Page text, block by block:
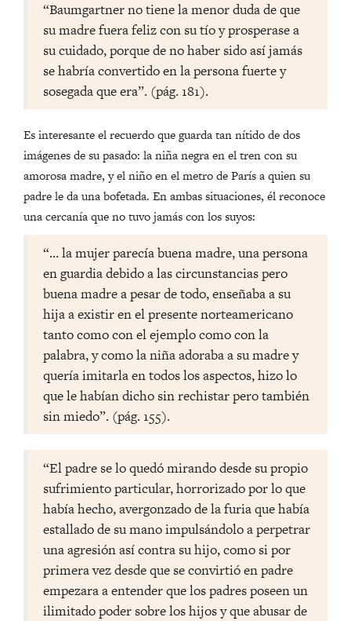
“Baumgartner no tiene la menor duda de que
su madre fuera feliz con su tío y prosperase a
su cuidado, porque de no haber sido así jamás
se habría convertido en la persona fuerte y
sosegada que era”. (pág. 181).
Es interesante el recuerdo que guarda tan nítido de dos
imágenes de su pasado: la niña negra en el tren con su
amorosa madre, y el niño en el metro de París a quien su
padre le da una bofetada. En ambas situaciones, él reconoce
una cercanía que no tuvo jamás con los suyos:
“… la mujer parecía buena madre, una persona
en guardia debido a las circunstancias pero
buena madre a pesar de todo, enseñaba a su
hija a existir en el presente norteamericano
tanto como con el ejemplo como con la
palabra, y como la niña adoraba a su madre y
quería imitarla en todos los aspectos, hizo lo
que le habían dicho sin rechistar pero también
sin miedo”. (pág. 155).
“El padre se lo quedó mirando desde su propio
sufrimiento particular, horrorizado por lo que
había hecho, avergonzado de la furia que había
estallado de su mano impulsándolo a perpetrar
una agresión así contra su hijo, como si por
primera vez desde que se convirtió en padre
empezara a entender que los padres poseen un
ilimitado poder sobre los hijos y que abusar de